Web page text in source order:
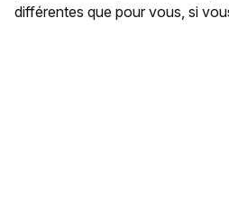
différentes que pour vous, si